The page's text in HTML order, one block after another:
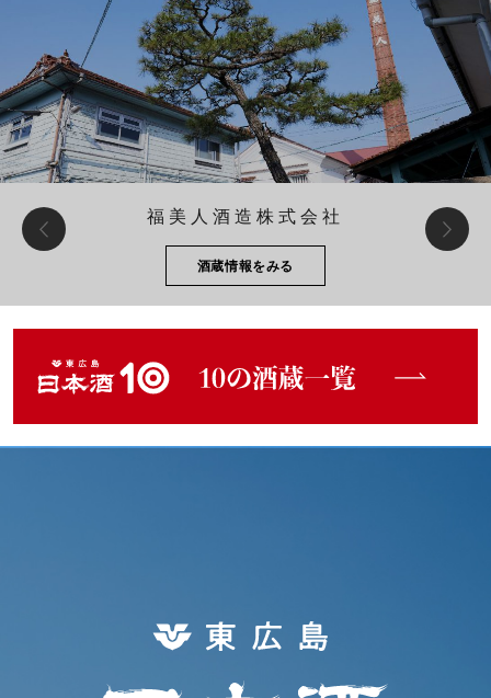
白牡丹酒造株式会社